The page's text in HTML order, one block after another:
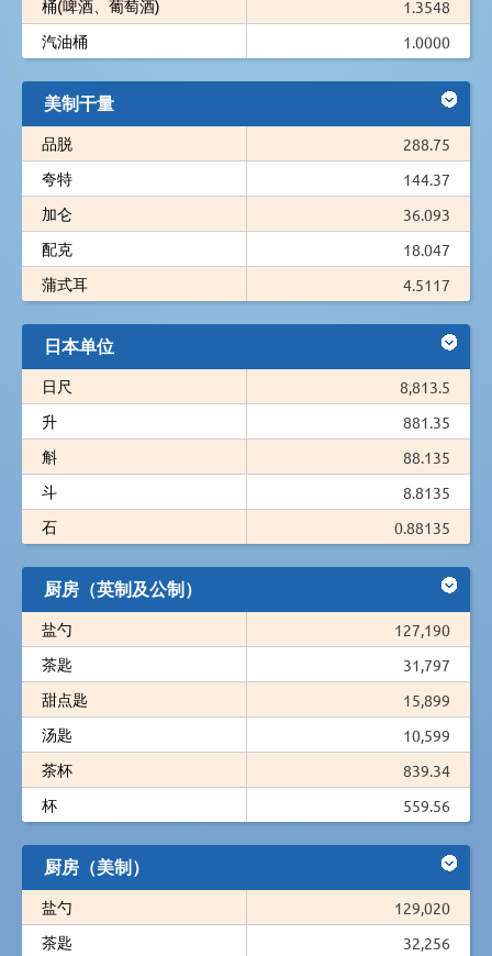
桶(啤酒、葡萄酒)
1.3548
汽油桶
1.0000
美制干量
品脱
288.75
夸特
144.37
加仑
36.093
配克
18.047
蒲式耳
4.5117
日本单位
日尺
8,813.5
升
881.35
斛
88.135
斗
8.8135
石
0.88135
厨房（英制及公制）
盐勺
127,190
茶匙
31,797
甜点匙
15,899
汤匙
10,599
茶杯
839.34
杯
559.56
厨房（美制）
盐勺
129,020
茶匙
32,256